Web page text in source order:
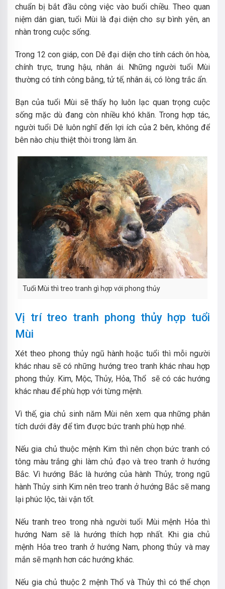
chuẩn bị bắt đầu công việc vào buổi chiều. Theo quan
niệm dân gian, tuổi Mùi là đại diện cho sự bình yên, an
nhàn trong cuộc sống.
Trong 12 con giáp, con Dê đại diện cho tính cách ôn hòa,
chính trực, trung hậu, nhân ái. Những người tuổi Mùi
thường có tính công bằng, tử tế, nhân ái, có lòng trắc ẩn.
Bạn của tuổi Mùi sẽ thấy họ luôn lạc quan trọng cuộc
sống mặc dù đang còn nhiều khó khăn. Trong hợp tác,
người tuổi Dê luôn nghĩ đến lợi ích của 2 bên, không để
bên nào chịu thiệt thòi trong làm ăn.
Tuổi Mùi thì treo tranh gì hợp với phong thủy
Vị trí treo tranh phong thủy hợp tuổi
Mùi
Xét theo phong thủy ngũ hành hoặc tuổi thì mỗi người
khác nhau sẽ có những hướng treo tranh khác nhau hợp
phong thủy. Kim, Mộc, Thủy, Hỏa, Thổ sẽ có các hướng
khác nhau để phù hợp với từng mệnh.
Vì thế, gia chủ sinh năm Mùi nên xem qua những phân
tích dưới đây để tìm được bức tranh phù hợp nhé.
Nếu gia chủ thuộc mệnh Kim thì nên chọn bức tranh có
tông màu trắng ghi làm chủ đạo và treo tranh ở hướng
Bắc. Vì hướng Bắc là hướng của hành Thủy, trong ngũ
hành Thủy sinh Kim nên treo tranh ở hướng Bắc sẽ mang
lại phúc lộc, tài vận tốt.
Nếu tranh treo trong nhà người tuổi Mùi mệnh Hỏa thì
hướng Nam sẽ là hướng thích hợp nhất. Khi gia chủ
mệnh Hỏa treo tranh ở hướng Nam, phong thủy và may
mắn sẽ mạnh hơn các hướng khác.
Nếu gia chủ thuộc 2 mệnh Thổ và Thủy thì có thể chọn